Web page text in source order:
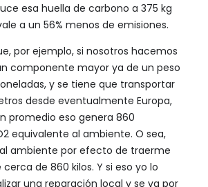
esa huella de carbono a 375 kg
a un 56% menos de emisiones.
por ejemplo, si nosotros hacemos
componente mayor ya de un peso
y se tiene que transportar
desde eventualmente Europa,
promedio eso genera 860
equivalente al ambiente. O sea,
ambiente por efecto de traerme
de 860 kilos. Y si eso yo lo
una reparación local y se va por